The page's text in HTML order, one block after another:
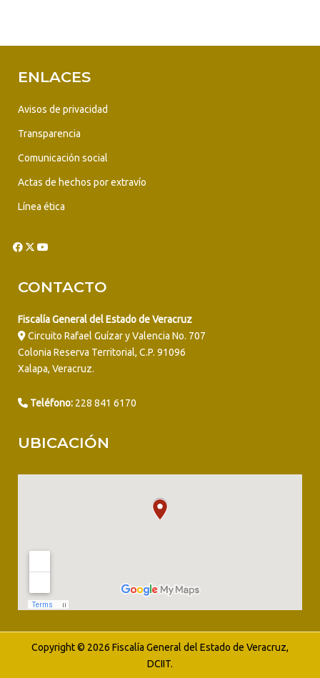
ENLACES
Avisos de privacidad
Transparencia
Comunicación social
Actas de hechos por extravío
Línea ética
CONTACTO
Fiscalía General del Estado de Veracruz
Circuito Rafael Guízar y Valencia No. 707
Colonia Reserva Territorial, C.P. 91096
Xalapa, Veracruz.
Teléfono: 228 841 6170
UBICACIÓN
Copyright © 2026 Fiscalía General del Estado de Veracruz,
DCIIT.